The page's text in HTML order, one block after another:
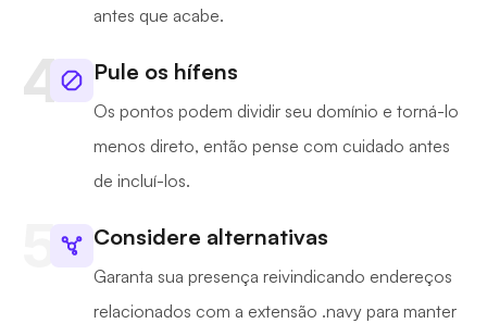
antes que acabe.
Pule os hífens
Os pontos podem dividir seu domínio e torná-lo
menos direto, então pense com cuidado antes
de incluí-los.
Considere alternativas
Garanta sua presença reivindicando endereços
relacionados com a extensão .navy para manter